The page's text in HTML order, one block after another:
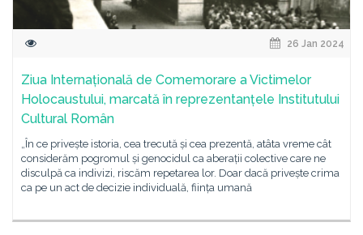
26 Jan 2024
Ziua Internațională de Comemorare a Victimelor
Holocaustului, marcată în reprezentanțele Institutului
Cultural Român
„În ce privește istoria, cea trecută și cea prezentă, atâta vreme cât
considerăm pogromul și genocidul ca aberații colective care ne
disculpă ca indivizi, riscăm repetarea lor. Doar dacă privește crima
ca pe un act de decizie individuală, ființa umană